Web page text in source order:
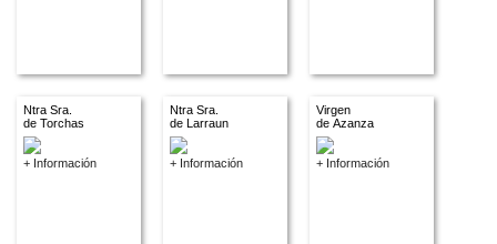
Ntra Sra.
de Torchas
+ Información
Ntra Sra.
de Larraun
+ Información
Virgen
de Azanza
+ Información